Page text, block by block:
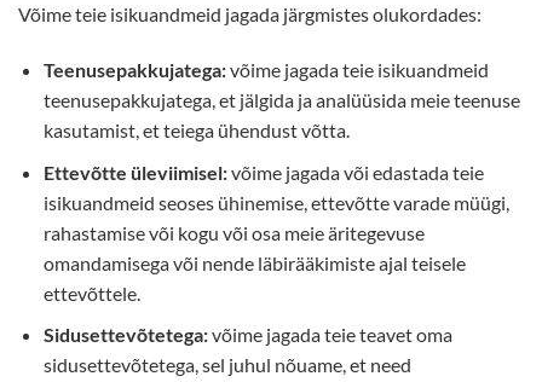
Võime teie isikuandmeid jagada järgmistes olukordades:
Teenusepakkujatega:võime jagada teie isikuandmeid
teenusepakkujatega, et jälgida ja analüüsida meie teenuse
kasutamist, et teiega ühendust võtta.
Ettevõtte üleviimisel:võime jagada või edastada teie
isikuandmeid seoses ühinemise, ettevõtte varade müügi,
rahastamise või kogu või osa meie äritegevuse
omandamisega või nende läbirääkimiste ajal teisele
ettevõttele.
Sidusettevõtetega:võime jagada teie teavet oma
sidusettevõtetega, sel juhul nõuame, et need